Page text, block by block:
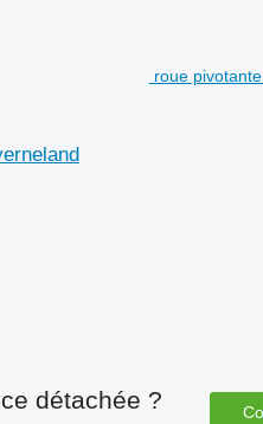
roue
détachée ?